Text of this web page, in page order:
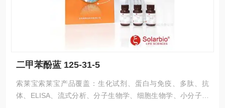
二甲苯酚蓝 125-31-5
索莱宝索莱宝产品覆盖：生化试剂、蛋白与免疫、多肽、抗
体、ELISA、流式分析、分子生物学、细胞生物学、小分子化